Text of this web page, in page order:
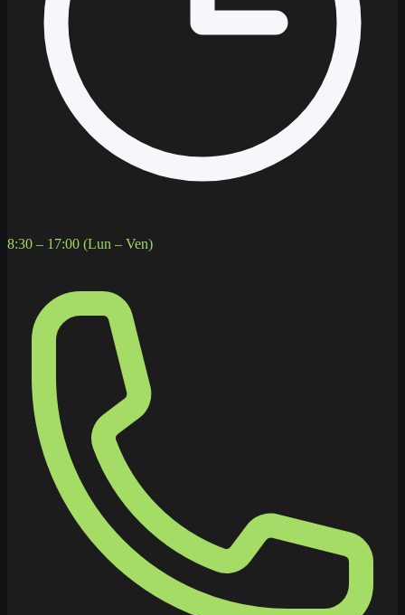
8:30 – 17:00 (Lun – Ven)